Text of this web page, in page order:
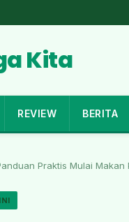
Kita
REVIEW BERITA
Praktis Mulai Makan